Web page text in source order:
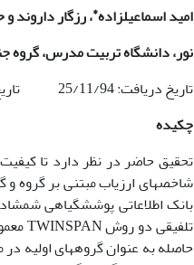
امید اسماعیل­زاده*، رزگار داروند
نور،دانشگاه تربیت مدرس، گروه
تاریخ دریافت: 25/11/94 تاریخ پذیرش: 19/4/95
چکیده
تحقیق حاضر در نظر دارد تا
شاخص­های ارزیاب مبتنی بر گروه و
حاصله به عنوان گروه­های اولیه